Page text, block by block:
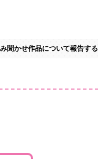
聞かせ作品について報告する